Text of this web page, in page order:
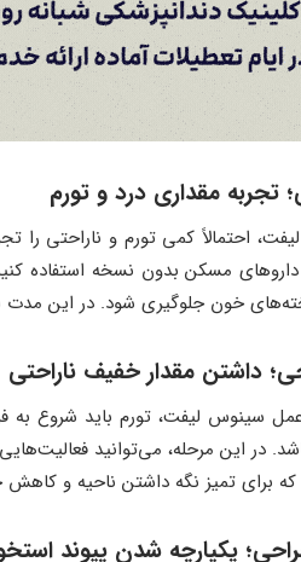
احتمالاً کمی تورم و ناراحتی
داروهای مسکن بدون نسخه استفاده
خون جلوگیری شود. در این مدت
سینوس لیفت، تورم باید شروع
در این مرحله، می‌توانید
برای تمیز نگه داشتن ناحیه و